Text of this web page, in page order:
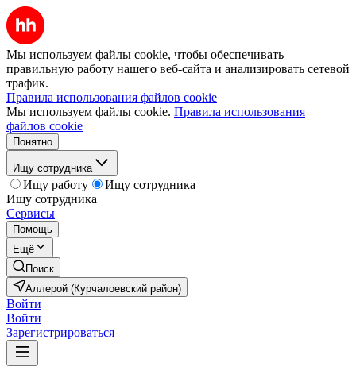
Мы используем файлы cookie, чтобы обеспечивать
правильную работу нашего веб-сайта и анализировать сетевой
трафик.
Правила использования файлов cookie
Мы используем файлы cookie. Правила использования
файлов cookie
Понятно
Ищу сотрудника
Ищу работу
Ищу сотрудника
Ищу сотрудника
Сервисы
Помощь
Ещё
Поиск
Аллерой (Курчалоевский район)
Войти
Войти
Зарегистрироваться